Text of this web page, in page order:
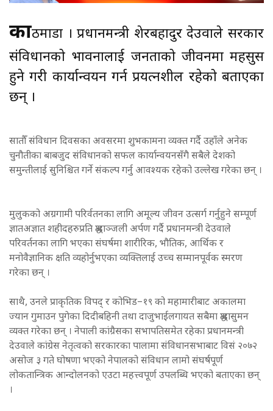
काठमाडौँ । प्रधानमन्त्री शेरबहादुर देउवाले सरकार
संविधानको भावनालाई जनताको जीवनमा महसुस
हुने गरी कार्यान्वयन गर्न प्रयत्नशील रहेको बताएका
छन् ।
सातौँ संविधान दिवसका अवसरमा शुभकामना व्यक्त गर्दै उहाँले अनेक
चुनौतीका बाबजुद संविधानको सफल कार्यान्वयनसँगै सबैले देशको
समुन्तीलाई सुनिश्चित गर्ने संकल्प गर्नु आवश्यक रहेको उल्लेख गरेका छन् ।
मुलुकको अग्रगामी परिर्वतनका लागि अमूल्य जीवन उत्सर्ग गर्नुहुने सम्पूर्ण
ज्ञातअज्ञात शहीदहरुप्रति श्रद्धाञ्जली अर्पण गर्दै प्रधानमन्त्री देउवाले
परिवर्तनका लागि भएका संघर्षमा शारीरिक, भौतिक, आर्थिक र
मनोवैज्ञानिक क्षति व्यहोर्नुभएका व्यक्तिलाई उच्च सम्मानपूर्वक स्मरण
गरेका छन् ।
साथै, उनले प्राकृतिक विपद् र कोभिड–१९ को महामारीबाट अकालमा
ज्यान गुमाउन पुगेका दिदीबहिनी तथा दाजुभाईलगायत सबैमा श्रद्धासुमन
व्यक्त गरेका छन् । नेपाली कांग्रैसका सभापतिसमेत रहेका प्रधानमन्त्री
देउवाले कांग्रेस नेतृत्वको सरकारका पालामा संविधानसभाबाट विसं २०७२
असोज ३ गते घोषणा भएको नेपालको संविधान लामो संघर्षपूर्ण
लोकतान्त्रिक आन्दोलनको एउटा महत्त्वपूर्ण उपलब्धि भएको बताएका छन्
।